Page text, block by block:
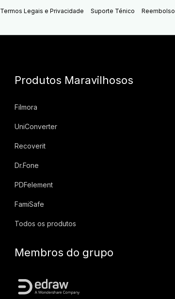
Termos Legais e Privacidade Suporte Ténico Reembolso
Produtos Maravilhosos
Filmora
UniConverter
Recoverit
Dr.Fone
PDFelement
FamiSafe
Todos os produtos
Membros do grupo